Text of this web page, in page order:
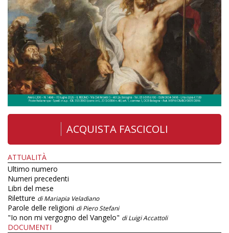
ACQUISTA FASCICOLI
ATTUALITÀ
Ultimo numero
Numeri precedenti
Libri del mese
Riletture di Mariapia Veladiano
Parole delle religioni di Piero Stefani
"Io non mi vergogno del Vangelo" di Luigi Accattoli
DOCUMENTI